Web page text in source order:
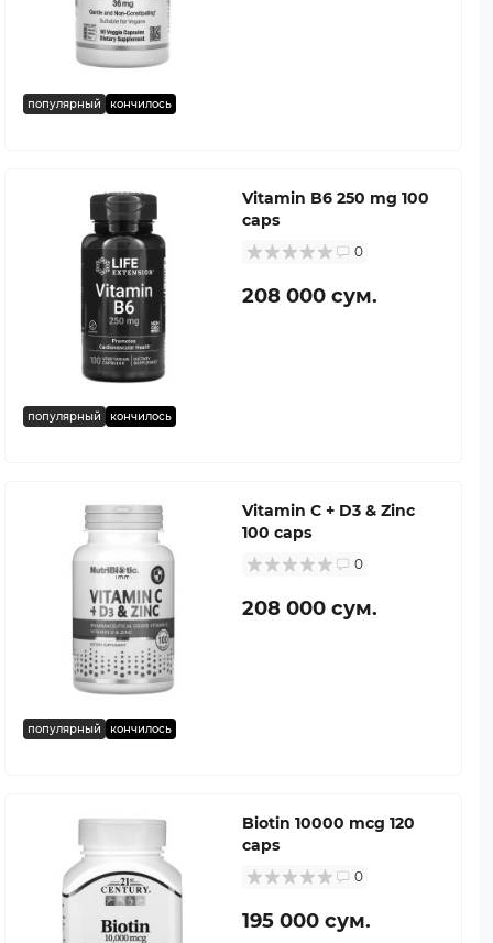
популярный кончилось
популярный кончилось
Vitamin B6 250 mg 100
caps
0
208 000 сум.
популярный кончилось
Vitamin C + D3 & Zinc
100 caps
0
208 000 сум.
Biotin 10000 mcg 120
caps
0
195 000 сум.